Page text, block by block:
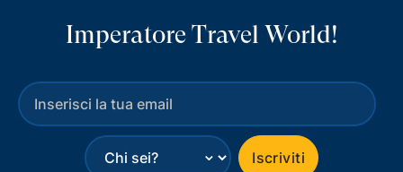
Imperatore Travel World!
⌄ Iscriviti